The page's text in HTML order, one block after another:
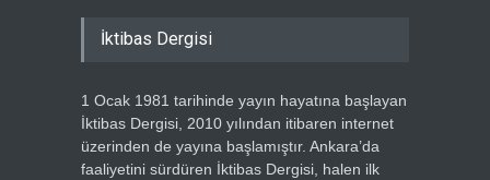
İktibas Dergisi
1 Ocak 1981 tarihinde yayın hayatına başlayan
İktibas Dergisi, 2010 yılından itibaren internet
üzerinden de yayına başlamıştır. Ankara’da
faaliyetini sürdüren İktibas Dergisi, halen ilk